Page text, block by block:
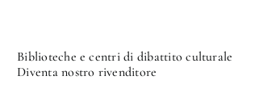
Biblioteche e centri di dibattito culturale
Diventa nostro rivenditore